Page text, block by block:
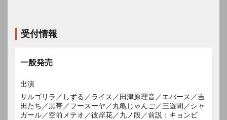
受付情報
一般発売
出演
サルゴリラ／しずる／ライス／田津原理音／エバース／吉
田たち／黒帯／フースーヤ／丸亀じゃんご／三遊間／シャ
ガール／空前メテオ／彼岸花／九ノ段／前説：キョンビ